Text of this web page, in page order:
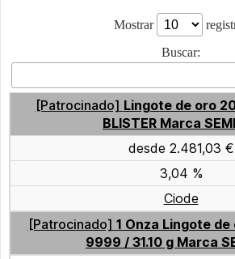
Mostrar
Buscar:
[Patrocinado] Lingote de oro
BLISTER Marca
desde 2.481,03 €
3,04 %
Ciode
[Patrocinado] 1 Onza Lingote de
9999 / 31.10 g Marca